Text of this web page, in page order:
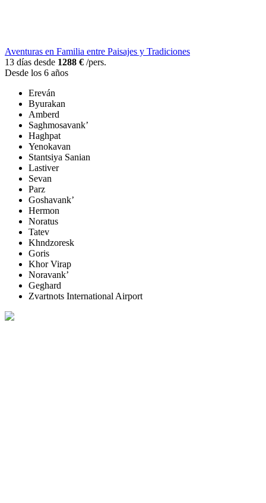
Aventuras en Familia entre Paisajes y Tradiciones
13 días desde 1288 € /pers.
Desde los 6 años
Ereván
Byurakan
Amberd
Saghmosavank’
Haghpat
Yenokavan
Stantsiya Sanian
Lastiver
Sevan
Parz
Goshavank’
Hermon
Noratus
Tatev
Khndzoresk
Goris
Khor Virap
Noravank’
Geghard
Zvartnots International Airport